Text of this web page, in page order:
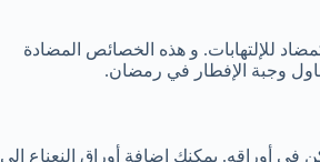
للإلتهابات. و هذه الخصائص المضادة
وجبة الإفطار في رمضان.
أوراقه. يمكنك إضافة أوراق النعناع إلى